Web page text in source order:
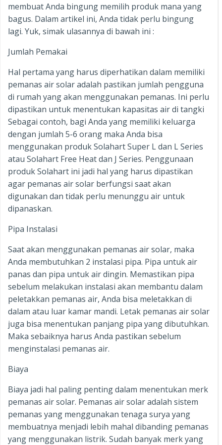
membuat Anda bingung memilih produk mana yang
bagus. Dalam artikel ini, Anda tidak perlu bingung
lagi. Yuk, simak ulasannya di bawah ini :
Jumlah Pemakai
Hal pertama yang harus diperhatikan dalam memiliki
pemanas air solar adalah pastikan jumlah pengguna
di rumah yang akan menggunakan pemanas. Ini perlu
dipastikan untuk menentukan kapasitas air di tangki
Sebagai contoh, bagi Anda yang memiliki keluarga
dengan jumlah 5-6 orang maka Anda bisa
menggunakan produk Solahart Super L dan L Series
atau Solahart Free Heat dan J Series. Penggunaan
produk Solahart ini jadi hal yang harus dipastikan
agar pemanas air solar berfungsi saat akan
digunakan dan tidak perlu menunggu air untuk
dipanaskan.
Pipa Instalasi
Saat akan menggunakan pemanas air solar, maka
Anda membutuhkan 2 instalasi pipa. Pipa untuk air
panas dan pipa untuk air dingin. Memastikan pipa
sebelum melakukan instalasi akan membantu dalam
peletakkan pemanas air, Anda bisa meletakkan di
dalam atau luar kamar mandi. Letak pemanas air solar
juga bisa menentukan panjang pipa yang dibutuhkan.
Maka sebaiknya harus Anda pastikan sebelum
menginstalasi pemanas air.
Biaya
Biaya jadi hal paling penting dalam menentukan merk
pemanas air solar. Pemanas air solar adalah sistem
pemanas yang menggunakan tenaga surya yang
membuatnya menjadi lebih mahal dibanding pemanas
yang menggunakan listrik. Sudah banyak merk yang